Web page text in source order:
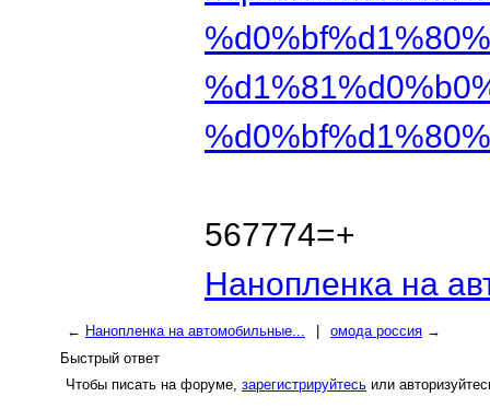
567774=+
Нанопленка на
← Нанопленка на автомобильные... омода россия →
Быстрый ответ
Чтобы писать на форуме, зарегистрируйтесь или